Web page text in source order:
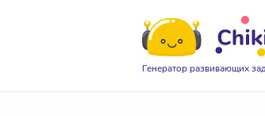
Генератор развивающих